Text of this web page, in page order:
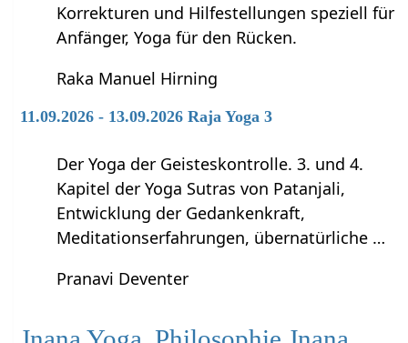
Korrekturen und Hilfestellungen speziell für
Anfänger, Yoga für den Rücken.
Raka Manuel Hirning
11.09.2026 - 13.09.2026 Raja Yoga 3
Der Yoga der Geisteskontrolle. 3. und 4.
Kapitel der Yoga Sutras von Patanjali,
Entwicklung der Gedankenkraft,
Meditationserfahrungen, übernatürliche …
Pranavi Deventer